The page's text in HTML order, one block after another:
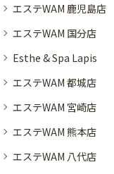
エステWAM 鹿児島店
エステWAM 国分店
Esthe & Spa Lapis
エステWAM 都城店
エステWAM 宮崎店
エステWAM 熊本店
エステWAM 八代店